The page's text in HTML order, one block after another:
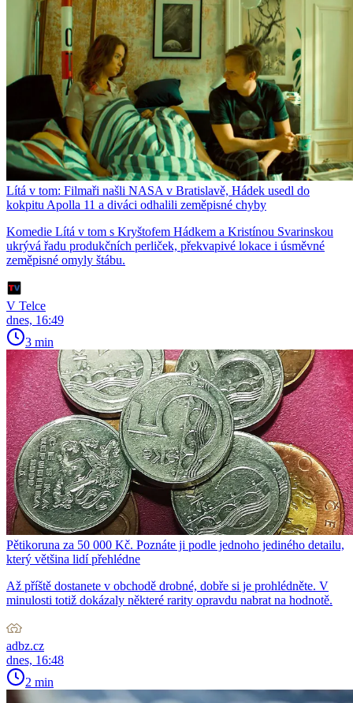
Lítá v tom: Filmaři našli NASA v Bratislavě, Hádek usedl do
kokpitu Apolla 11 a diváci odhalili zeměpisné chyby
Komedie Lítá v tom s Kryštofem Hádkem a Kristínou Svarinskou
ukrývá řadu produkčních perliček, překvapivé lokace i úsměvné
zeměpisné omyly štábu.
V Telce
dnes, 16:49
3 min
Pětikoruna za 50 000 Kč. Poznáte ji podle jednoho jediného detailu,
který většina lidí přehlédne
Až příště dostanete v obchodě drobné, dobře si je prohlédněte. V
minulosti totiž dokázaly některé rarity opravdu nabrat na hodnotě.
adbz.cz
dnes, 16:48
2 min